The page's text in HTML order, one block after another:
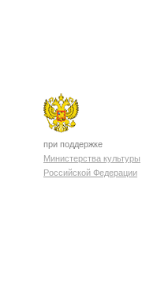
при поддержке
Министерства культуры
Российской Федерации